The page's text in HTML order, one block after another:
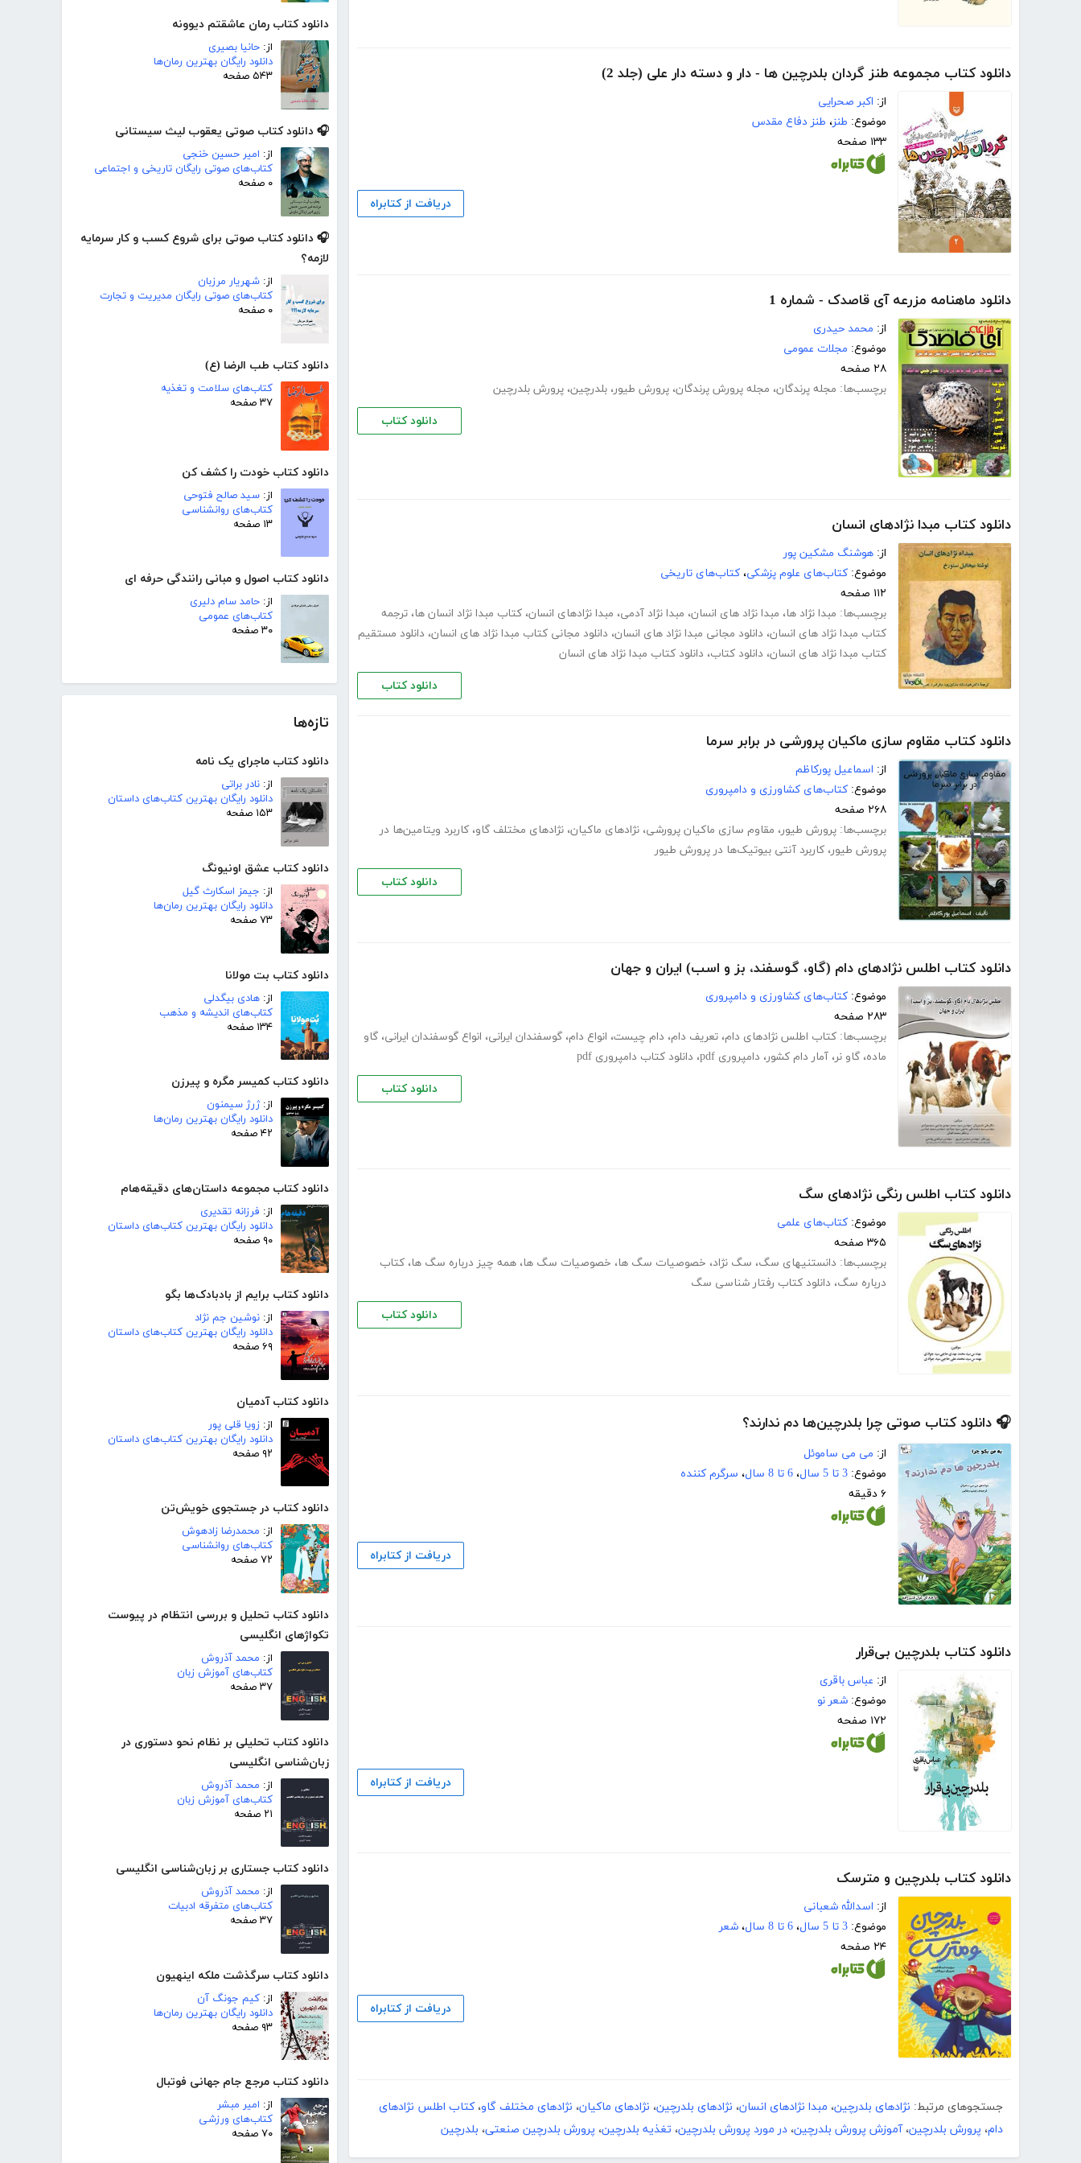
دانلود کتاب رمان عاشقتم دیوونه
از: حانیا بصیری
دانلود رایگان بهترین رمان‌ها
۵۴۳ صفحه
🎧 دانلود کتاب صوتی یعقوب لیث سیستانی
از: امیر حسین خنجی
کتاب‌های صوتی رایگان تاریخی و اجتماعی
۰ صفحه
🎧 دانلود کتاب صوتی برای شروع کسب و کار سرمایه
لازمه؟
از: شهریار مرزبان
کتاب‌های صوتی رایگان مدیریت و تجارت
۰ صفحه
دانلود کتاب طب الرضا (ع)
کتاب‌های سلامت و تغذیه
۳۷ صفحه
دانلود کتاب خودت را کشف کن
از: سید صالح فتوحی
کتاب‌های روانشناسی
۱۳ صفحه
دانلود کتاب اصول و مبانی رانندگی حرفه ای
از: حامد سام دلیری
کتاب‌های عمومی
۳۰ صفحه
تازه‌ها
دانلود کتاب ماجرای یک نامه
از: نادر براتی
دانلود رایگان بهترین کتاب‌های داستان
۱۵۳ صفحه
دانلود کتاب عشق اونیونگ
از: جیمز اسکارث گیل
دانلود رایگان بهترین رمان‌ها
۷۳ صفحه
دانلود کتاب بت مولانا
از: هادی بیگدلی
کتاب‌های اندیشه و مذهب
۱۳۴ صفحه
دانلود کتاب کمیسر مگره و پیرزن
از:ژرژ سیمنون
دانلود رایگان بهترین رمان‌ها
۴۲ صفحه
دانلود کتاب مجموعه داستان‌های دقیقه‌هام
از: فرزانه تقدیری
دانلود رایگان بهترین کتاب‌های داستان
۹۰ صفحه
دانلود کتاب برایم از بادبادک‌ها بگو
از: نوشین جم نژاد
دانلود رایگان بهترین کتاب‌های داستان
۶۹ صفحه
دانلود کتاب آدمیان
از: زویا قلی پور
دانلود رایگان بهترین کتاب‌های داستان
۹۲ صفحه
دانلود کتاب در جستجوی خویش‌تن
از: محمدرضا زادهوش
کتاب‌های روانشناسی
۷۲ صفحه
دانلود کتاب تحلیل و بررسی انتظام در پیوست
تکواژهای انگلیسی
از: محمد آذروش
کتاب‌های آموزش زبان
۳۷ صفحه
دانلود کتاب تحلیلی بر نظام نحو دستوری در
زبان‌شناسی انگلیسی
از: محمد آذروش
کتاب‌های آموزش زبان
۲۱ صفحه
دانلود کتاب جستاری بر زبان‌شناسی انگلیسی
از: محمد آذروش
کتاب‌های متفرقه ادبیات
۳۷ صفحه
دانلود کتاب سرگذشت ملکه اینهیون
از: کیم جونگ آن
دانلود رایگان بهترین رمان‌ها
۹۳ صفحه
دانلود کتاب مرجع جام جهانی فوتبال
از: امیر مبشر
کتاب‌های ورزشی
۷۰ صفحه
دانلود کتاب مجموعه طنز گردان بلدرچین ها - دار و دسته دار علی (جلد 2)
از: اکبر صحرایی
موضوع: طنز، طنز دفاع مقدس
۱۳۳ صفحه
دریافت از کتابراه
دانلود ماهنامه مزرعه آی قاصدک - شماره 1
از: محمد حیدری
موضوع: مجلات عمومی
۲۸ صفحه
برچسب‌ها: مجله پرندگان، مجله پرورش پرندگان، پرورش طیور، بلدرچین، پرورش بلدرچین
دانلود کتاب
دانلود کتاب مبدا نژادهای انسان
از: هوشنگ مشکین پور
موضوع: کتاب‌های علوم پزشکی، کتاب‌های تاریخی
۱۱۲ صفحه
برچسب‌ها: مبدا نژاد ها، مبدا نژاد های انسان، مبدا نژاد آدمی، مبدا نژادهای انسان، کتاب مبدا نژاد انسان ها، ترجمه
کتاب مبدا نژاد های انسان، دانلود مجانی مبدا نژاد های انسان، دانلود مجانی کتاب مبدا نژاد های انسان، دانلود مستقیم
کتاب مبدا نژاد های انسان، دانلود کتاب، دانلود کتاب مبدا نژاد های انسان
دانلود کتاب
دانلود کتاب مقاوم سازی ماکیان پرورشی در برابر سرما
از: اسماعیل پورکاظم
موضوع: کتاب‌های کشاورزی و دامپروری
۲۶۸ صفحه
برچسب‌ها: پرورش طیور، مقاوم سازی ماکیان پرورشی، نژادهای ماکیان، نژادهای مختلف گاو، کاربرد ویتامین‌ها در
پرورش طیور، کاربرد آنتی بیوتیک‌ها در پرورش طیور
دانلود کتاب
دانلود کتاب اطلس نژادهای دام (گاو، گوسفند، بز و اسب) ایران و جهان
موضوع: کتاب‌های کشاورزی و دامپروری
۲۸۳ صفحه
برچسب‌ها: کتاب اطلس نژادهای دام، تعریف دام، دام چیست، انواع دام، گوسفندان ایرانی، انواع گوسفندان ایرانی، گاو
ماده، گاو نر، آمار دام کشور، دامپروری pdf ، دانلود کتاب دامپروری pdf
دانلود کتاب
دانلود کتاب اطلس رنگی نژادهای سگ
موضوع: کتاب‌های علمی
۳۶۵ صفحه
برچسب‌ها: دانستنیهای سگ، سگ نژاد، خصوصیات سگ ها، خصوصیات سگ ها، همه چیز درباره سگ ها، کتاب
درباره سگ، دانلود کتاب رفتار شناسی سگ
دانلود کتاب
🎧 دانلود کتاب صوتی چرا بلدرچین‌ها دم ندارند؟
از: می می ساموئل
موضوع: 3 تا 5 سال ، 6 تا 8 سال ، سرگرم کننده
۶ دقیقه
دریافت از کتابراه
دانلود کتاب بلدرچین بی‌قرار
از: عباس باقری
موضوع: شعر نو
۱۷۲ صفحه
دریافت از کتابراه
دانلود کتاب بلدرچین و مترسک
از: اسدالله شعبانی
موضوع: 3 تا 5 سال ، 6 تا 8 سال ، شعر
۲۴ صفحه
دریافت از کتابراه
جستجوهای مرتبط: نژادهای بلدرچین، مبدا نژادهای انسان، نژادهای بلدرچین، نژادهای ماکیان، نژادهای مختلف گاو،کتاب اطلس نژادهای
دام، پرورش بلدرچین،آموزش پرورش بلدرچین، در مورد پرورش بلدرچین، تغذیه بلدرچین، پرورش بلدرچین صنعتی، بلدرچین